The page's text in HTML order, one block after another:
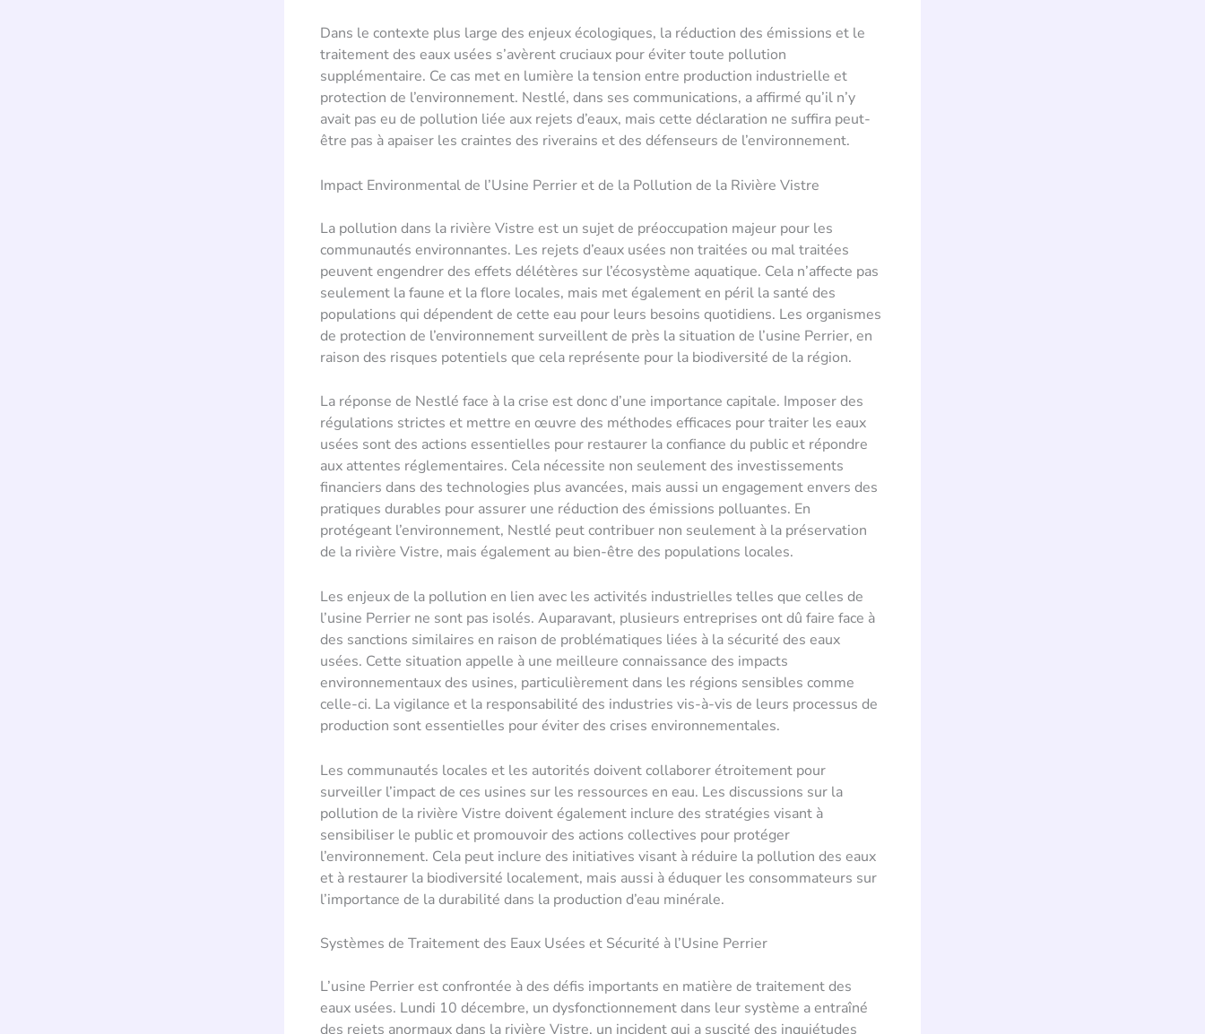
Dans le contexte plus large des enjeux écologiques, la réduction des émissions et le
traitement des eaux usées s’avèrent cruciaux pour éviter toute pollution
supplémentaire. Ce cas met en lumière la tension entre production industrielle et
protection de l’environnement. Nestlé, dans ses communications, a affirmé qu’il n’y
avait pas eu de pollution liée aux rejets d’eaux, mais cette déclaration ne suffira peut-
être pas à apaiser les craintes des riverains et des défenseurs de l’environnement.
Impact Environmental de l’Usine Perrier et de la Pollution de la Rivière Vistre
La pollution dans la rivière Vistre est un sujet de préoccupation majeur pour les
communautés environnantes. Les rejets d’eaux usées non traitées ou mal traitées
peuvent engendrer des effets délétères sur l’écosystème aquatique. Cela n’affecte pas
seulement la faune et la flore locales, mais met également en péril la santé des
populations qui dépendent de cette eau pour leurs besoins quotidiens. Les organismes
de protection de l’environnement surveillent de près la situation de l’usine Perrier, en
raison des risques potentiels que cela représente pour la biodiversité de la région.
La réponse de Nestlé face à la crise est donc d’une importance capitale. Imposer des
régulations strictes et mettre en œuvre des méthodes efficaces pour traiter les eaux
usées sont des actions essentielles pour restaurer la confiance du public et répondre
aux attentes réglementaires. Cela nécessite non seulement des investissements
financiers dans des technologies plus avancées, mais aussi un engagement envers des
pratiques durables pour assurer une réduction des émissions polluantes. En
protégeant l’environnement, Nestlé peut contribuer non seulement à la préservation
de la rivière Vistre, mais également au bien-être des populations locales.
Les enjeux de la pollution en lien avec les activités industrielles telles que celles de
l’usine Perrier ne sont pas isolés. Auparavant, plusieurs entreprises ont dû faire face à
des sanctions similaires en raison de problématiques liées à la sécurité des eaux
usées. Cette situation appelle à une meilleure connaissance des impacts
environnementaux des usines, particulièrement dans les régions sensibles comme
celle-ci. La vigilance et la responsabilité des industries vis-à-vis de leurs processus de
production sont essentielles pour éviter des crises environnementales.
Les communautés locales et les autorités doivent collaborer étroitement pour
surveiller l’impact de ces usines sur les ressources en eau. Les discussions sur la
pollution de la rivière Vistre doivent également inclure des stratégies visant à
sensibiliser le public et promouvoir des actions collectives pour protéger
l’environnement. Cela peut inclure des initiatives visant à réduire la pollution des eaux
et à restaurer la biodiversité localement, mais aussi à éduquer les consommateurs sur
l’importance de la durabilité dans la production d’eau minérale.
Systèmes de Traitement des Eaux Usées et Sécurité à l’Usine Perrier
L’usine Perrier est confrontée à des défis importants en matière de traitement des
eaux usées. Lundi 10 décembre, un dysfonctionnement dans leur système a entraîné
des rejets anormaux dans la rivière Vistre, un incident qui a suscité des inquiétudes